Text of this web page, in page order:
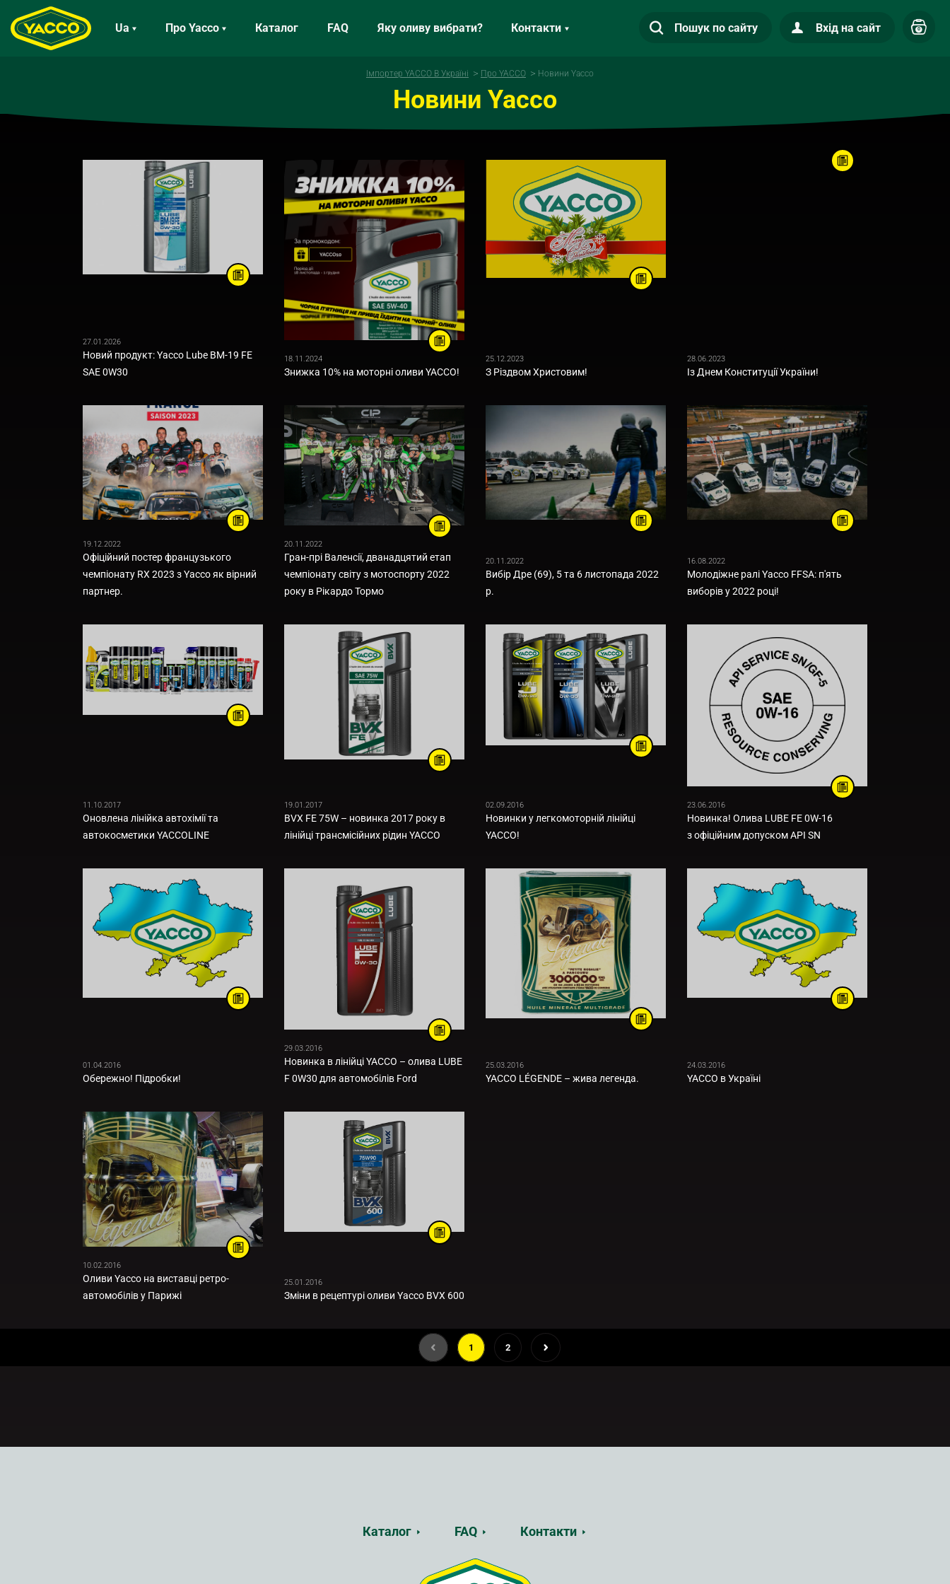
Пошук по сайту Вхід на сайт 0
Ua Про Yacco Каталог FAQ Яку оливу вибрати? Контакти
Імпортер YACCO В Україні Про YACCO Новини Yacco
Новини Yacco
27.01.2026
Новий продукт: Yacco Lube BM-19 FE
SAE 0W30
18.11.2024
Знижка 10% на моторні оливи YACCO!
25.12.2023
З Різдвом Христовим!
28.06.2023
Із Днем Конституції України!
19.12.2022
Офіційний постер французького
чемпіонату RX 2023 з Yacco як вірний
партнер.
20.11.2022
Гран-прі Валенсії, дванадцятий етап
чемпіонату світу з мотоспорту 2022
року в Рікардо Тормо
20.11.2022
Вибір Дре (69), 5 та 6 листопада 2022
р.
16.08.2022
Молодіжне ралі Yacco FFSA: п'ять
виборів у 2022 році!
11.10.2017
Оновлена лінійка автохімії та
автокосметики YACCOLINE
19.01.2017
BVX FE 75W – новинка 2017 року в
лінійці трансмісійних рідин YACCO
02.09.2016
Новинки у легкомоторній лінійці
YACCO!
23.06.2016
Новинка! Олива LUBE FE 0W-16
з офіційним допуском API SN
01.04.2016
Обережно! Підробки!
29.03.2016
Новинка в лінійці YACCO – олива LUBE
F 0W30 для автомобілів Ford
25.03.2016
YACCO LÉGENDE – жива легенда.
24.03.2016
YACCO в Україні
10.02.2016
Оливи Yacco на виставці ретро-
автомобілів у Парижі
25.01.2016
Зміни в рецептурі оливи Yacco BVX 600
1 2
Каталог FAQ Контакти